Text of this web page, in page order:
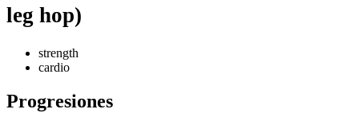
leg hop)
strength
cardio
Progresiones